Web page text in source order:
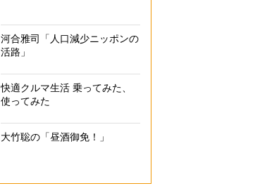
河合雅司「人口減少ニッポンの
活路」
快適クルマ生活 乗ってみた、
使ってみた
大竹聡の「昼酒御免！」